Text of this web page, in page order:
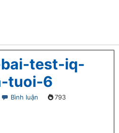
test-iq-
tuoi-6
Bình luận 793